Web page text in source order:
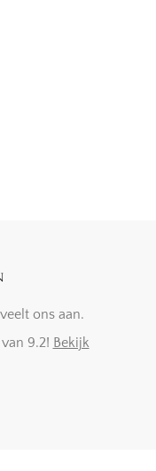
ons aan.
9.2! Bekijk